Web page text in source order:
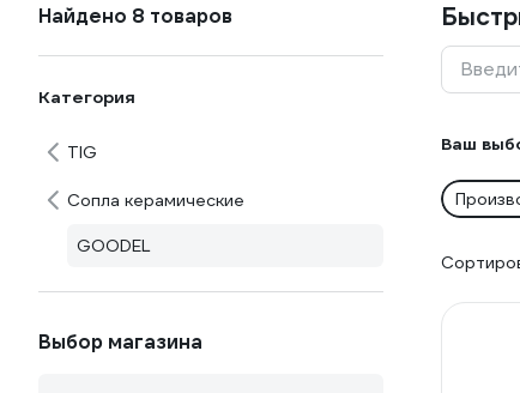
Найдено 8 товаров
Категория
TIG
Сопла керамические
GOODEL
Выбор магазина
Ваш